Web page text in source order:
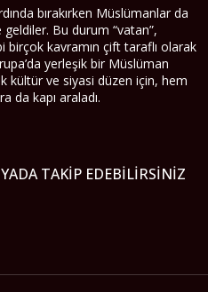
geldiler. Bu durum “vatan”,
birçok kavramın çift taraflı olarak
yerleşik bir Müslüman
kültür ve siyasi düzen için, hem
da kapı araladı.